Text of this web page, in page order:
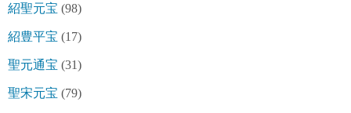
紹聖元宝 (98)
紹豊平宝 (17)
聖元通宝 (31)
聖宋元宝 (79)